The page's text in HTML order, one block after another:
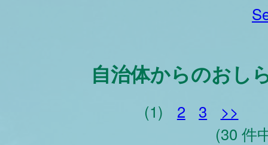
自治体からのおし
(1) 2 3
>>
(30 件